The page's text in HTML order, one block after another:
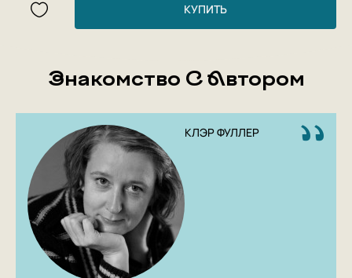
КУПИТЬ
Знакомство С Автором
КЛЭР ФУЛЛЕР